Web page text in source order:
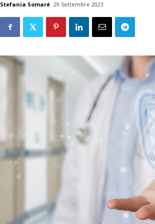
Stefania Somaré 29 Settembre 2023